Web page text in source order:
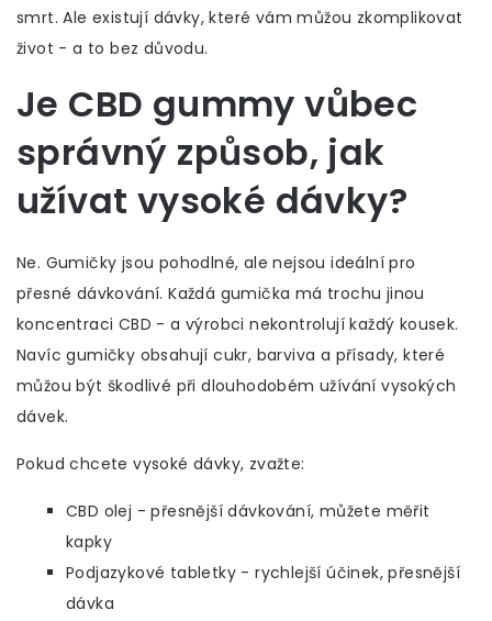
smrt. Ale existují dávky, které vám můžou zkomplikovat
život - a to bez důvodu.
Je CBD gummy vůbec
správný způsob, jak
užívat vysoké dávky?
Ne. Gumičky jsou pohodlné, ale nejsou ideální pro
přesné dávkování. Každá gumička má trochu jinou
koncentraci CBD - a výrobci nekontrolují každý kousek.
Navíc gumičky obsahují cukr, barviva a přísady, které
můžou být škodlivé při dlouhodobém užívání vysokých
dávek.
Pokud chcete vysoké dávky, zvažte:
CBD olej - přesnější dávkování, můžete měřit
kapky
Podjazykové tabletky - rychlejší účinek, přesnější
dávka